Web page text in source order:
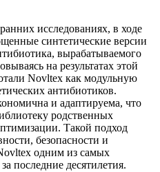
исследованиях, в ходе
синтетические версии
вырабатываемого
на результатах этой
Novltex как модульную
антибиотиков.
и адаптируема, что
родственных
Такой подход
безопасности и
одним из самых
последние десятилетия.